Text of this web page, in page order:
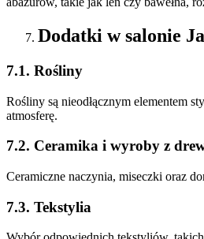
Dodatki w salonie
7.1. Rośliny
Rośliny są nieodłącznym elementem
atmosferę.
7.2. Ceramika i wyroby z
Ceramiczne naczynia, miseczki oraz
7.3. Tekstylia